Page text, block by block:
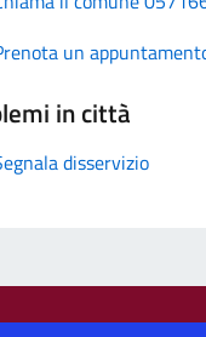
un
in città
disservizio